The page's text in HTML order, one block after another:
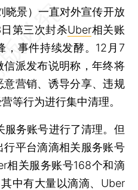
景） 一直对外宣传开放
第三次封杀Uber相关账
，事件持续发酵。12月7
信派发布说明称，年终将
营销、诱导分享、违规
等行为进行集中清理。
务账号进行了清理。但
平台滴滴相关服务账号
相关服务账号168个和滴
中有大量以滴滴、Uber